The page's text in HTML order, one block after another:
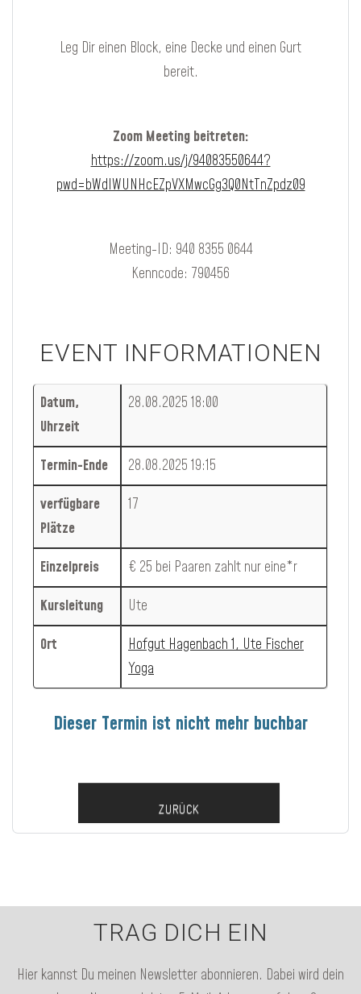
Leg Dir einen Block, eine Decke und einen Gurt
bereit.
Zoom Meeting beitreten:
https://zoom.us/j/94083550644?
pwd=bWdIWUNHcEZpVXMwcGg3Q0NtTnZpdz09
Meeting-ID: 940 8355 0644
Kenncode: 790456
EVENT INFORMATIONEN
Datum,
Uhrzeit
28.08.2025 18:00
Termin-Ende
28.08.2025 19:15
verfügbare
Plätze
17
Einzelpreis
€ 25 bei Paaren zahlt nur eine*r
Kursleitung
Ute
Ort
Hofgut Hagenbach 1, Ute Fischer
Yoga
Dieser Termin ist nicht mehr buchbar
ZURÜCK
TRAG DICH EIN
Hier kannst Du meinen Newsletter abonnieren. Dabei wird dein